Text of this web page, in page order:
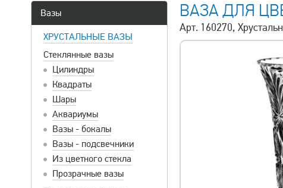
Вазы
ХРУСТАЛЬНЫЕ ВАЗЫ
Стеклянные вазы
Цилиндры
Квадраты
Шары
Аквариумы
Вазы - бокалы
Вазы - подсвечники
Из цветного стекла
Прозрачные вазы
ВАЗА ДЛЯ
Арт. 160270,